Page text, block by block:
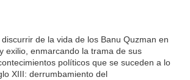
de la vida de los Banu Quzman en
exilio, enmarcando la trama de sus
políticos que se suceden a lo
XIII: derrumbamiento del